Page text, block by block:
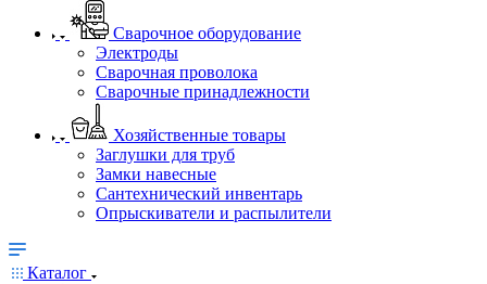
Сварочное оборудование
Электроды
Сварочная проволока
Сварочные принадлежности
Хозяйственные товары
Заглушки для труб
Замки навесные
Сантехнический инвентарь
Опрыскиватели и распылители
Каталог